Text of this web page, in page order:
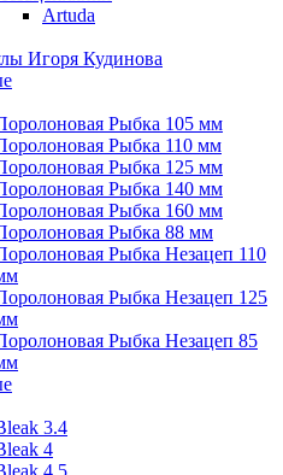
Artuda
Игоря Кудинова
Рыбка 105 мм
Рыбка 110 мм
Рыбка 125 мм
Рыбка 140 мм
Рыбка 160 мм
Рыбка 88 мм
Рыбка Незацеп 110
Рыбка Незацеп 125
Рыбка Незацеп 85
3.4
4
4.5